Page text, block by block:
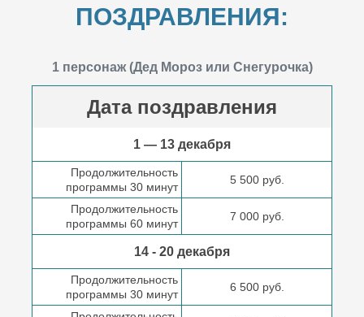
ПОЗДРАВЛЕНИЯ:
1 персонаж (Дед Мороз или Снегурочка)
Дата поздравления
1 — 13 декабря
Продолжительность
программы 30 минут
5 500 руб.
Продолжительность
программы 60 минут
7 000 руб.
14 - 20 декабря
Продолжительность
программы 30 минут
6 500 руб.